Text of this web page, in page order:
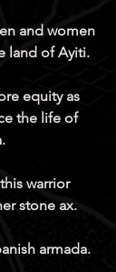
and women
land of Ayiti.
equity as
the life of
warrior
stone ax.
armada.